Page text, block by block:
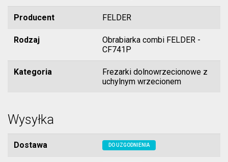
Producent FELDER
Rodzaj
Obrabiarka combi FELDER -
CF741P
Kategoria
Frezarki dolnowrzecionowe z
uchylnym wrzecionem
Wysyłka
Dostawa DO UZGODNIENIA